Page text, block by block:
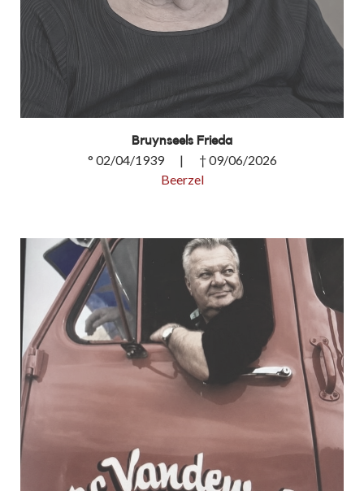
Bruynseels Frieda
Bruynseels Frieda
° 02/04/1939 | † 09/06/2026
Beerzel